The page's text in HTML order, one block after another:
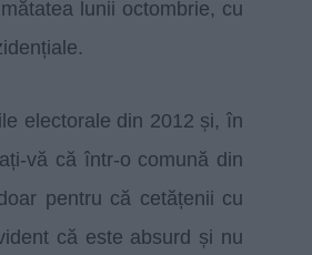
lunii octombrie, cu
electorale din 2012 și, în
vă că într-o comună din
pentru că cetățenii cu
că este absurd și nu